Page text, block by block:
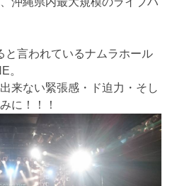
と言われているナムラホール
。
来ない緊張感・ド迫力・そし
に！！！